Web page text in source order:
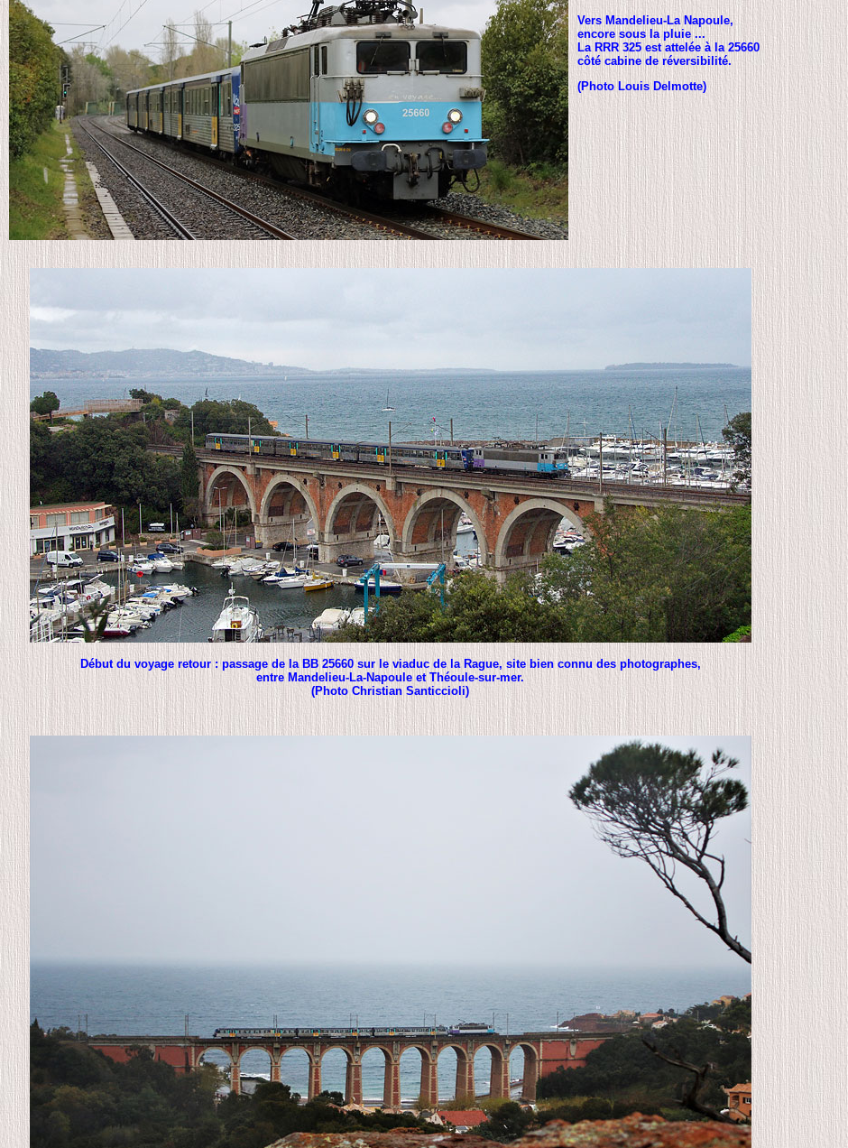
Vers Mandelieu-La Napoule,
encore sous la pluie ...
La RRR 325 est attelée à la 25660
côté cabine de réversibilité.
(Photo Louis Delmotte)
Début du voyage retour : passage de la BB 25660 sur le viaduc de la Rague, site bien connu des photographes,
entre Mandelieu-La-Napoule et Théoule-sur-mer.
(Photo Christian Santiccioli)